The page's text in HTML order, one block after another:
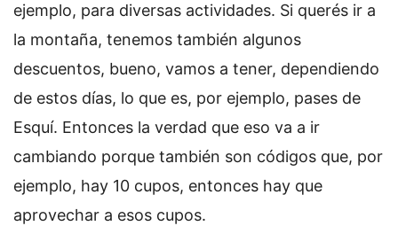
ejemplo, para diversas actividades. Si querés ir a
la montaña, tenemos también algunos
descuentos, bueno, vamos a tener, dependiendo
de estos días, lo que es, por ejemplo, pases de
Esquí. Entonces la verdad que eso va a ir
cambiando porque también son códigos que, por
ejemplo, hay 10 cupos, entonces hay que
aprovechar a esos cupos.